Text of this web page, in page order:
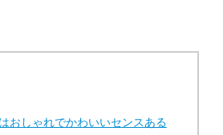
おしゃれでかわいいセンスある